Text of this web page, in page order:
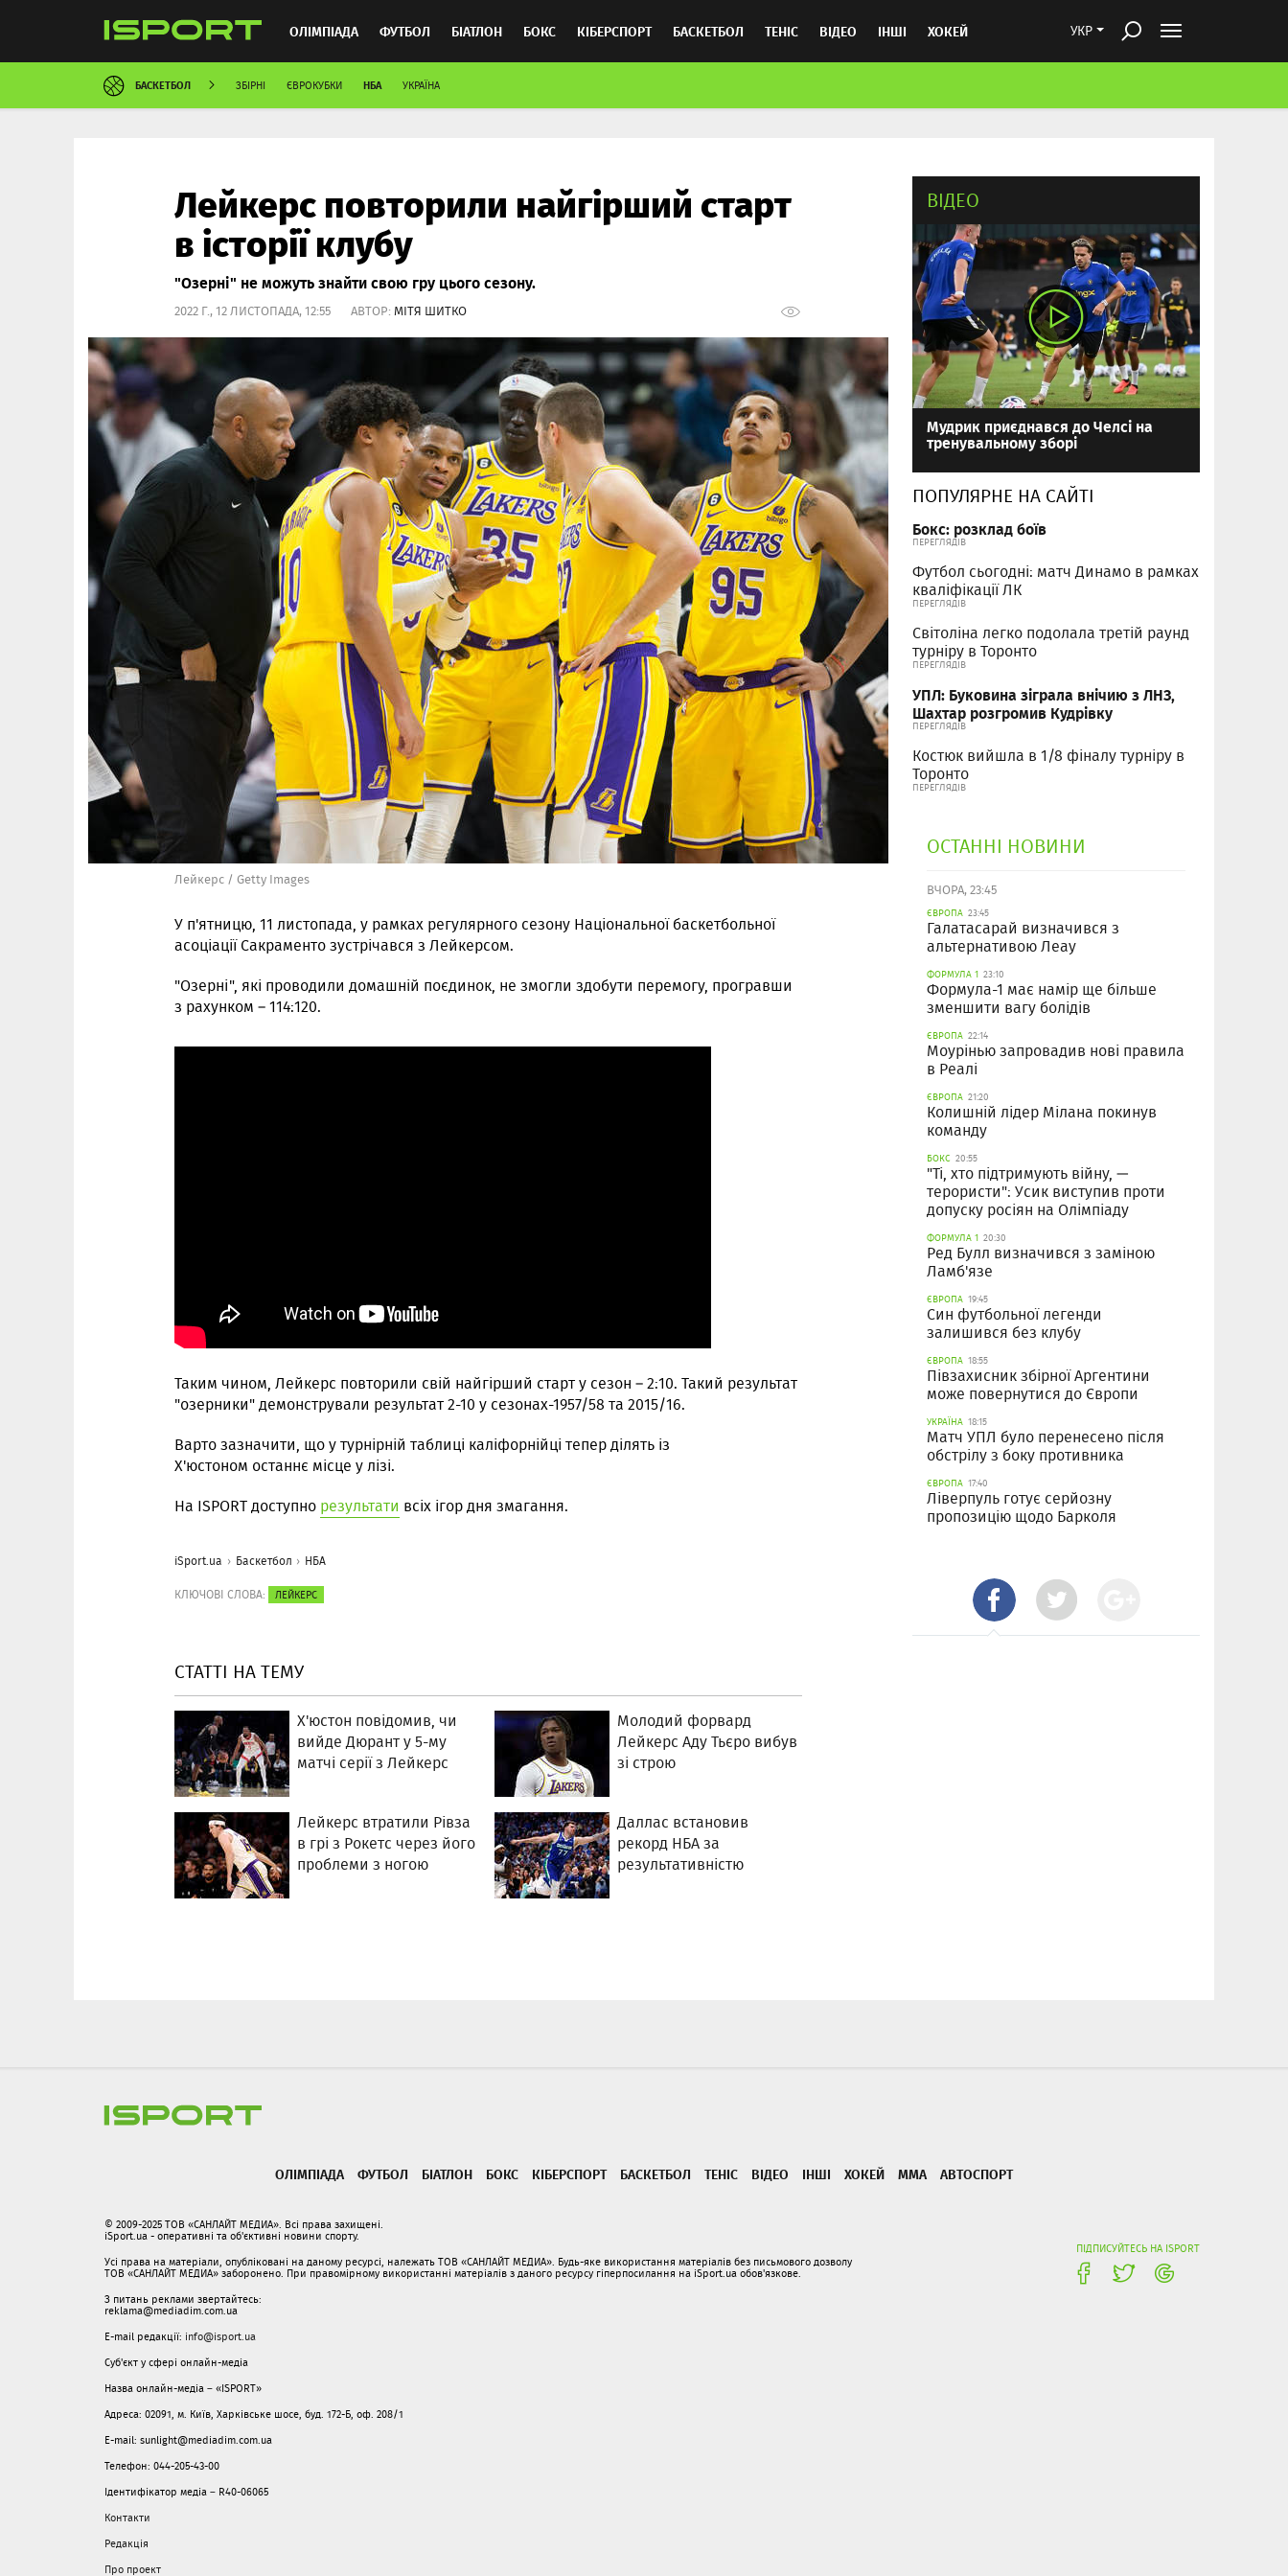
УКР
ОЛІМПІАДА ФУТБОЛ БІАТЛОН БОКС КІБЕРСПОРТ БАСКЕТБОЛ ТЕНІС ВІДЕО ІНШІ ХОКЕЙ
ММА АВТОСПОРТ
БАСКЕТБОЛ ЗБІРНІ ЄВРОКУБКИ НБА УКРАЇНА
Лейкерс повторили найгірший старт
в історії клубу
"Озерні" не можуть знайти свою гру цього сезону.
2022 Г., 12 ЛИСТОПАДА, 12:55 АВТОР: МІТЯ ШИТКО
Лейкерс / Getty Images
У п'ятницю, 11 листопада, у рамках регулярного сезону Національної баскетбольної
асоціації Сакраменто зустрічався з Лейкерсом.
"Озерні", які проводили домашній поєдинок, не змогли здобути перемогу, програвши
з рахунком – 114:120.
Таким чином, Лейкерс повторили свій найгірший старт у сезон – 2:10. Такий результат
"озерники" демонстрували результат 2-10 у сезонах-1957/58 та 2015/16.
Варто зазначити, що у турнірній таблиці каліфорнійці тепер ділять із
Х'юстоном останнє місце у лізі.
На ISPORT доступно результати всіх ігор дня змагання.
iSport.ua Баскетбол НБА
КЛЮЧОВІ СЛОВА: ЛЕЙКЕРС
СТАТТІ НА ТЕМУ
Х'юстон повідомив, чи
вийде Дюрант у 5-му
матчі серії з Лейкерс
Молодий форвард
Лейкерс Аду Тьєро вибув
зі строю
Лейкерс втратили Рівза
в грі з Рокетс через його
проблеми з ногою
Даллас встановив
рекорд НБА за
результативністю
ВІДЕО
Мудрик приєднався до Челсі на
тренувальному зборі
ПОПУЛЯРНЕ НА САЙТІ
Бокс: розклад боїв
ПЕРЕГЛЯДІВ
Футбол сьогодні: матч Динамо в рамках
кваліфікації ЛК
ПЕРЕГЛЯДІВ
Світоліна легко подолала третій раунд
турніру в Торонто
ПЕРЕГЛЯДІВ
УПЛ: Буковина зіграла внічию з ЛНЗ,
Шахтар розгромив Кудрівку
ПЕРЕГЛЯДІВ
Костюк вийшла в 1/8 фіналу турніру в
Торонто
ПЕРЕГЛЯДІВ
ОСТАННІ НОВИНИ
ВЧОРА, 23:45
ЄВРОПА 23:45
Галатасарай визначився з
альтернативою Леау
ФОРМУЛА 1 23:10
Формула-1 має намір ще більше
зменшити вагу болідів
ЄВРОПА 22:14
Моурінью запровадив нові правила
в Реалі
ЄВРОПА 21:20
Колишній лідер Мілана покинув
команду
БОКС 20:55
"Ті, хто підтримують війну, —
терористи": Усик виступив проти
допуску росіян на Олімпіаду
ФОРМУЛА 1 20:30
Ред Булл визначився з заміною
Ламб'язе
ЄВРОПА 19:45
Син футбольної легенди
залишився без клубу
ЄВРОПА 18:55
Півзахисник збірної Аргентини
може повернутися до Європи
УКРАЇНА 18:15
Матч УПЛ було перенесено після
обстрілу з боку противника
ЄВРОПА 17:40
Ліверпуль готує серйозну
пропозицію щодо Барколя
ОЛІМПІАДА ФУТБОЛ БІАТЛОН БОКС КІБЕРСПОРТ БАСКЕТБОЛ ТЕНІС ВІДЕО ІНШІ ХОКЕЙ ММА АВТОСПОРТ
ПІДПИСУЙТЕСЬ НА ISPORT
© 2009-2025 ТОВ «САНЛАЙТ МЕДИА». Всі права захищені.
iSport.ua - оперативні та об'єктивні новини спорту.
Усі права на матеріали, опубліковані на даному ресурсі, належать ТОВ «САНЛАЙТ МЕДИА». Будь-яке використання матеріалів без письмового дозволу
ТОВ «САНЛАЙТ МЕДИА» заборонено. При правомірному використанні матеріалів з даного ресурсу гіперпосилання на iSport.ua обов'язкове.
З питань реклами звертайтесь:
reklama@mediadim.com.ua
E-mail редакції: info@isport.ua
Суб'єкт у сфері онлайн-медіа
Назва онлайн-медіа – «ISPORT»
Адреса: 02091, м. Київ, Харківське шосе, буд. 172-Б, оф. 208/1
E-mail: sunlight@mediadim.com.ua
Телефон: 044-205-43-00
Ідентифікатор медіа – R40-06065
Контакти
Редакція
Про проект